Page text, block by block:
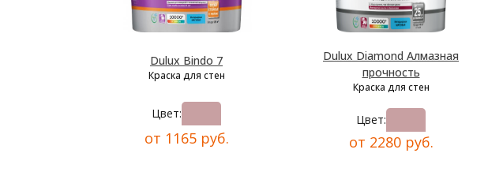
Dulux Bindo 7
Краска для стен
Цвет:
от 1165 руб.
Dulux Diamond Алмазная
прочность
Краска для стен
Цвет:
от 2280 руб.